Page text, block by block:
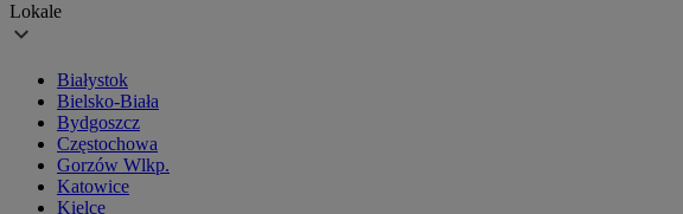
Lokale
Białystok
Bielsko-Biała
Bydgoszcz
Częstochowa
Gorzów Wlkp.
Katowice
Kielce